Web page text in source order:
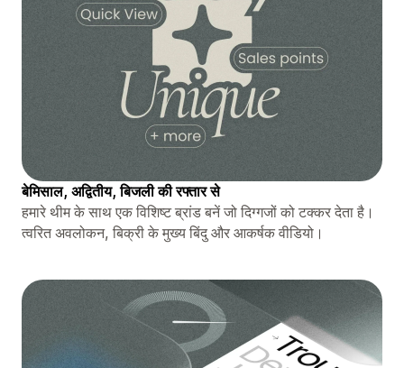
बेमिसाल, अद्वितीय, बिजली की रफ्तार से
हमारे थीम के साथ एक विशिष्ट ब्रांड बनें जो दिग्गजों को टक्कर देता है।
त्वरित अवलोकन, बिक्री के मुख्य बिंदु और आकर्षक वीडियो।